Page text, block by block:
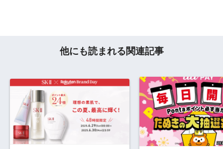
他にも読まれる関連記事